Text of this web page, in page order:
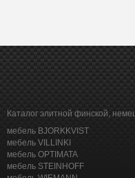
Каталог элитной финской,
мебель BJORKKVIST
мебель VILLINKI
мебель OPTIMATA
мебель STEINHOFF